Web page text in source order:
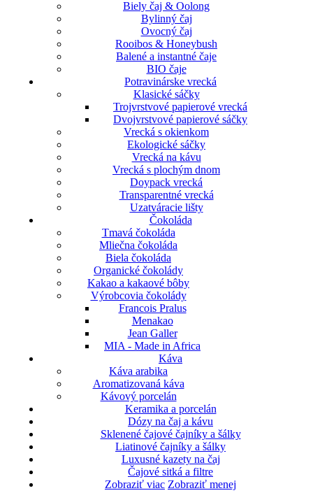
Biely čaj & Oolong
Bylinný čaj
Ovocný čaj
Rooibos & Honeybush
Balené a instantné čaje
BIO čaje
Potravinárske vrecká
Klasické sáčky
Trojvrstvové papierové vrecká
Dvojvrstvové papierové sáčky
Vrecká s okienkom
Ekologické sáčky
Vrecká na kávu
Vrecká s plochým dnom
Doypack vrecká
Transparentné vrecká
Uzatváracie lišty
Čokoláda
Tmavá čokoláda
Mliečna čokoláda
Biela čokoláda
Organické čokolády
Kakao a kakaové bôby
Výrobcovia čokolády
Francois Pralus
Menakao
Jean Galler
MIA - Made in Africa
Káva
Káva arabika
Aromatizovaná káva
Kávový porcelán
Keramika a porcelán
Dózy na čaj a kávu
Sklenené čajové čajníky a šálky
Liatinové čajníky a šálky
Luxusné kazety na čaj
Čajové sitká a filtre
Zobraziť viac Zobraziť menej